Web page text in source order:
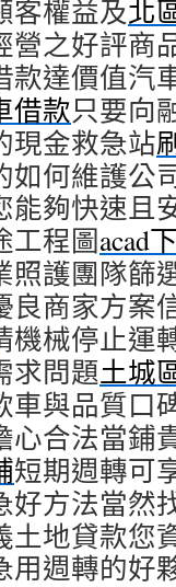
客權益及北
營之好評商
款達價值汽
借款只要向
現金救急站
如何維護公
能夠快速且
工程圖acad
照護團隊篩
良商家方案
機械停止運
求問題土城
車與品質口
心合法當鋪
短期週轉可
好方法當然
土地貸款您
用週轉的好